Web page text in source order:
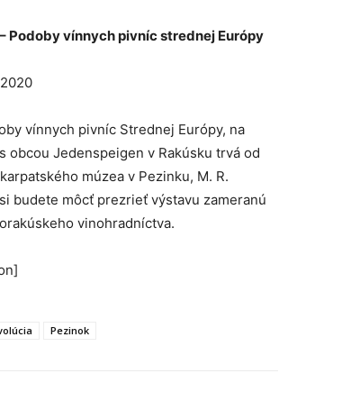
Podoby vínnych pivníc strednej Európy
vínnych pivníc Strednej Európy, na
obcou Jedenspeigen v Rakúsku trvá od
múzea v Pezinku, M. R.
budete môcť prezrieť výstavu zameranú
vinohradníctva.
Pezinok